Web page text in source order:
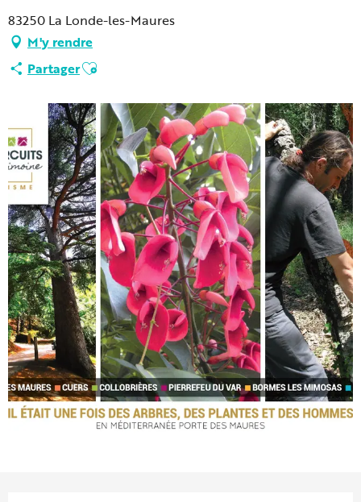
83250 La Londe-les-Maures
M'y rendre
PartagerAjouter aux favoris